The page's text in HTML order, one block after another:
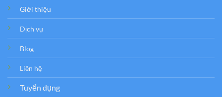
Giới thiệu
Dịch vụ
Blog
Liên hệ
Tuyển dụng